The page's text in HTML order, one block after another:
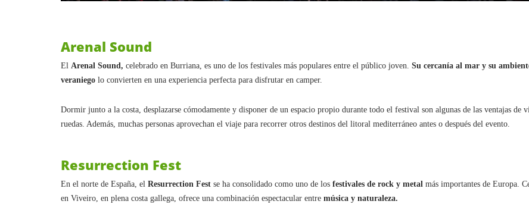
Arenal Sound
El Arenal Sound, celebrado en Burriana, es uno de los festivales más populares entre el público joven. Su cercanía al mar y su
veraniego lo convierten en una experiencia perfecta para disfrutar en camper.
Dormir junto a la costa, desplazarse cómodamente y disponer de un espacio propio durante todo el festival son algunas de las ventajas de
ruedas. Además, muchas personas aprovechan el viaje para recorrer otros destinos del litoral mediterráneo antes o después del evento.
Resurrection Fest
En el norte de España, el Resurrection Fest se ha consolidado como uno de los festivales de rock y metal más importantes de Europa.
en Viveiro, en plena costa gallega, ofrece una combinación espectacular entre música y naturaleza.